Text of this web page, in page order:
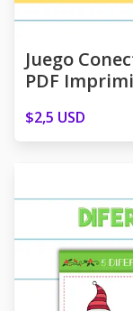
Juego
PDF
$2,5 USD